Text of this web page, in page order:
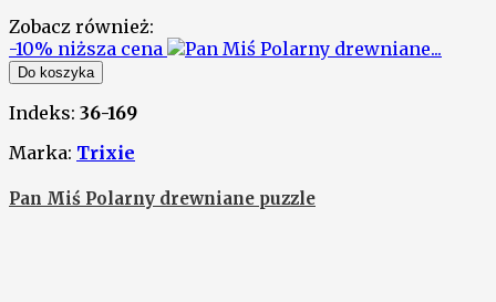
Zobacz również:
-10% niższa cena
Do koszyka
Indeks: 36-169
Marka: Trixie
Pan Miś Polarny drewniane puzzle